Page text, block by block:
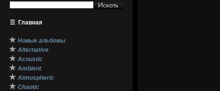
☰ Главная
★ Новые альбомы
★ Alternative
★ Acoustic
★ Ambient
★ Atmospheric
★ Chaotic